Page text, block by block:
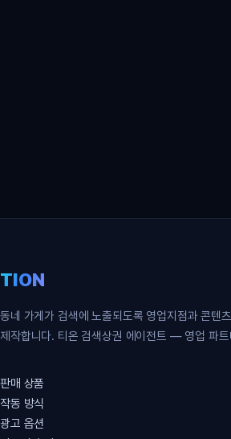
TION
동네 가게가 검색에 노출되도록 영업지점과 콘텐
제작합니다. 티온 검색상권 에이전트 — 영업 파트
판매 상품
작동 방식
광고 옵션